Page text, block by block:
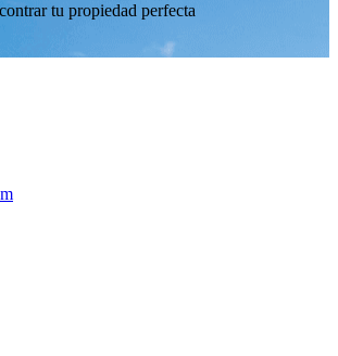
tu propiedad perfecta